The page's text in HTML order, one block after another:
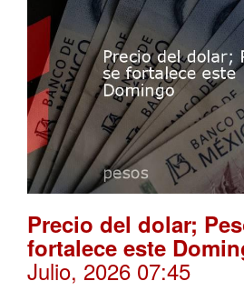
Precio del dolar;
fortalece este
Julio, 2026 07:45